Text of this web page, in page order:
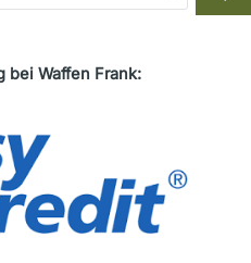
bei Waffen Frank: